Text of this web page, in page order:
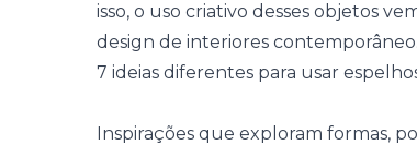
isso, o uso criativo desses objetos
design de interiores contemporâneo
7 ideias diferentes para usar
Inspirações que exploram formas,